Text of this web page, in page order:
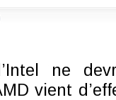
ne
vient